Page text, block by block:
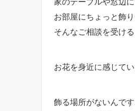
お部屋にちょっと飾
そんなご相談を受ける
お花を身近に感じて
飾る場所がないんで